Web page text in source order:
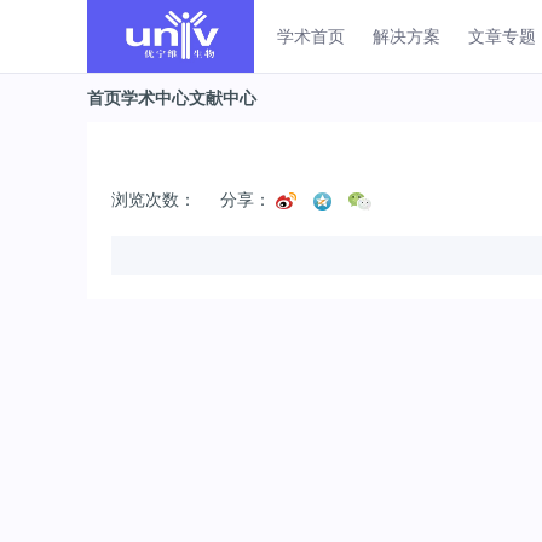
学术首页 解决方案 文章专题
首页学术中心文献中心
浏览次数： 分享：